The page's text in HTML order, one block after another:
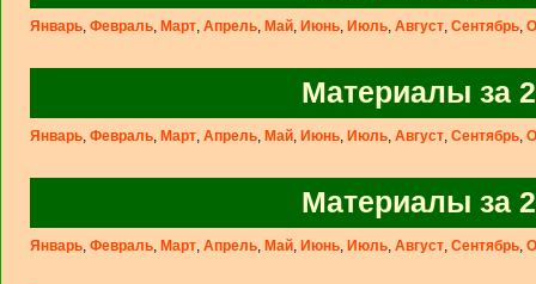
Январь, Февраль, Март, Апрель, Май, Июнь, Июль, Август, Сентябрь,
Материалы за
Январь, Февраль, Март, Апрель, Май, Июнь, Июль, Август, Сентябрь,
Материалы за
Январь, Февраль, Март, Апрель, Май, Июнь, Июль, Август, Сентябрь,